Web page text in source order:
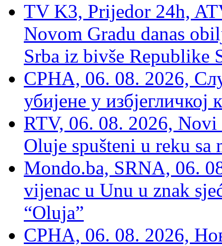
TV K3, Prijedor 24h,
Novom Gradu danas
Srba iz bivše Republike
СРНА, 06. 08. 2026,
убијене у избјегличкој
RTV, 06. 08. 2026, Novi
Oluje spušteni u reku sa
Mondo.ba, SRNA, 06.
vijenac u Unu u znak
“Oluja”
СРНА, 06. 08. 2026,